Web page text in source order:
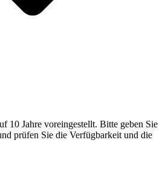
10 Jahre voreingestellt. Bitte geben Sie
prüfen Sie die Verfügbarkeit und die